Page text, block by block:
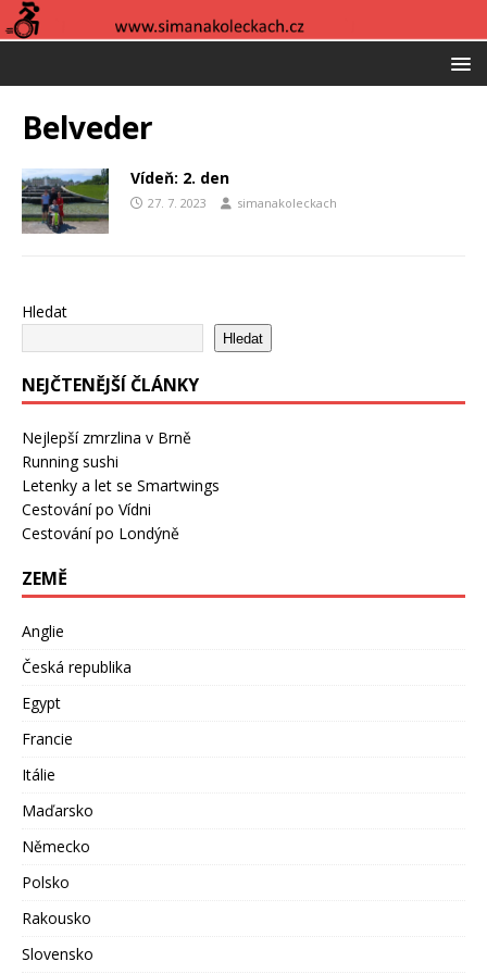
Belveder
Vídeň: 2. den
27. 7. 2023 simanakoleckach
Hledat
Hledat
NEJČTENĚJŠÍ ČLÁNKY
Nejlepší zmrzlina v Brně
Running sushi
Letenky a let se Smartwings
Cestování po Vídni
Cestování po Londýně
ZEMĚ
Anglie
Česká republika
Egypt
Francie
Itálie
Maďarsko
Německo
Polsko
Rakousko
Slovensko